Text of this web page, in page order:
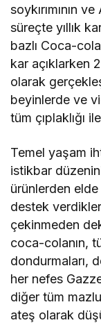
soykırımının
süreçte yıllık
bazlı Coca-
kar açıklarken
olarak
beyinlerde ve
tüm çıplaklığı
Temel yaşam
istikbar
ürünlerden
destek
çekinmeden
coca-colanın,
dondurmaları,
her nefes
diğer tüm
ateş olarak